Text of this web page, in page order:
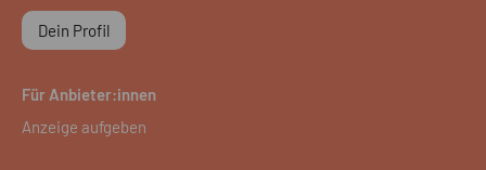
Dein Profil
Für Anbieter:innen
Anzeige aufgeben